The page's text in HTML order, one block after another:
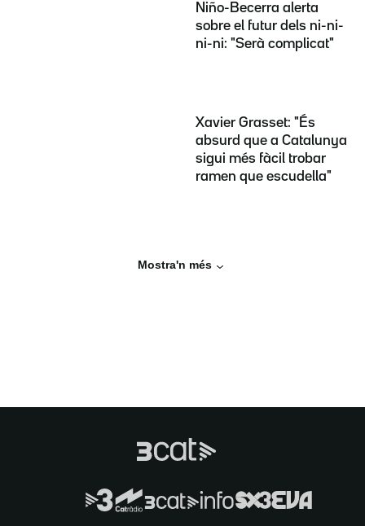
Niño-Becerra alerta
sobre el futur dels ni-ni-
ni-ni: "Serà complicat"
Xavier Grasset: "És
absurd que a Catalunya
sigui més fàcil trobar
ramen que escudella"
Mostra'n més